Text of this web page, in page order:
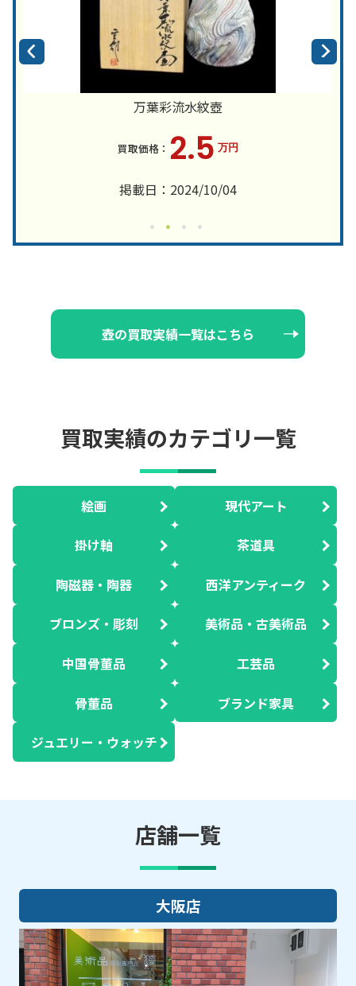
万葉彩流水紋壺
2.5 万円
掲載日：2024/10/04
壺の買取実績一覧はこちら
買取実績のカテゴリ一覧
絵画 現代アート
掛け軸 茶道具
陶磁器・陶器 西洋アンティーク
ブロンズ・彫刻 美術品・古美術品
中国骨董品 工芸品
骨董品 ブランド家具
ジュエリー・ウォッチ
店舗一覧
大阪店